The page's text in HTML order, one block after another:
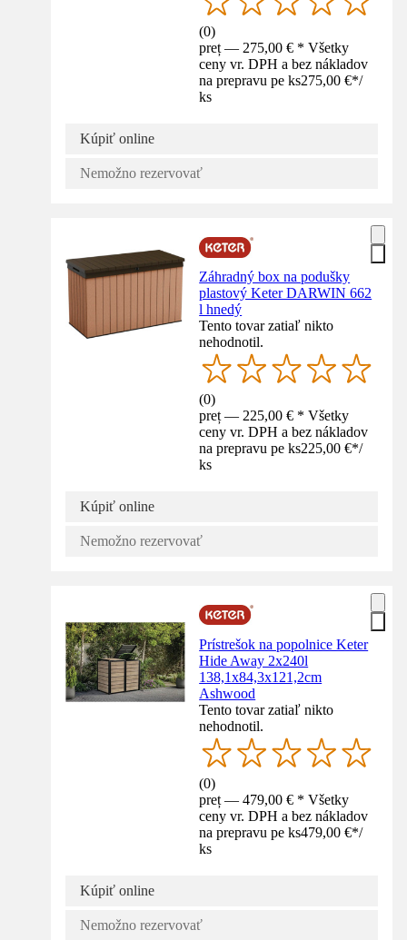
(0)
preț — 275,00 € * Všetky
ceny vr. DPH a bez nákladov
na prepravu pe ks275,00 €*/
ks
Kúpiť online
Nemožno rezervovať
Záhradný box na podušky
plastový Keter DARWIN 662
l hnedý
Tento tovar zatiaľ nikto
nehodnotil.
(0)
preț — 225,00 € * Všetky
ceny vr. DPH a bez nákladov
na prepravu pe ks225,00 €*/
ks
Kúpiť online
Nemožno rezervovať
Prístrešok na popolnice Keter
Hide Away 2x240l
138,1x84,3x121,2cm
Ashwood
Tento tovar zatiaľ nikto
nehodnotil.
(0)
preț — 479,00 € * Všetky
ceny vr. DPH a bez nákladov
na prepravu pe ks479,00 €*/
ks
Kúpiť online
Nemožno rezervovať